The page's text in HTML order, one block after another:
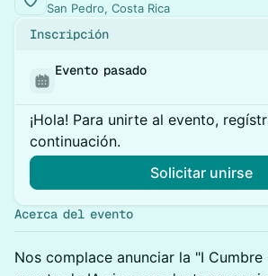
San Pedro, Costa Rica
Inscripción
Evento pasado
¡Hola! Para unirte al evento,
continuación.
Solicitar unirse
Acerca del evento
Nos complace anunciar la "I Cumbre